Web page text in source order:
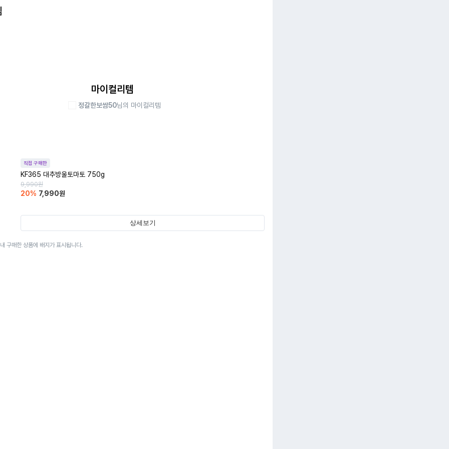
마이컬리템
정갈한보쌈50님의 마이컬리템
직접 구매한
KF365 대추방울토마토 750g
9,990원
20% 7,990원
상세보기
구매한 상품에 배지가 표시됩니다.